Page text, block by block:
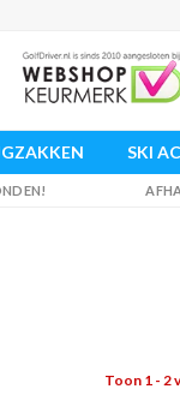
SKI
Toon 1 - 2